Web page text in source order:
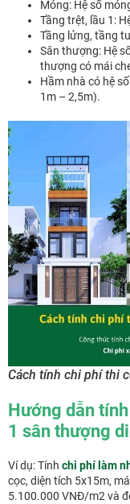
Móng: Hệ số
Tầng trệt, lầu 1:
Tầng lửng, tầng
Sân thượng: Hệ
thượng có mái
Hầm nhà có hệ
1m – 2,5m).
Cách tính chi phí thi
Hướng dẫn
1 sân thượng
Ví dụ: Tính chi phí làm
cọc, diện tích 5x15m,
5.100.000 VNĐ/m2 và